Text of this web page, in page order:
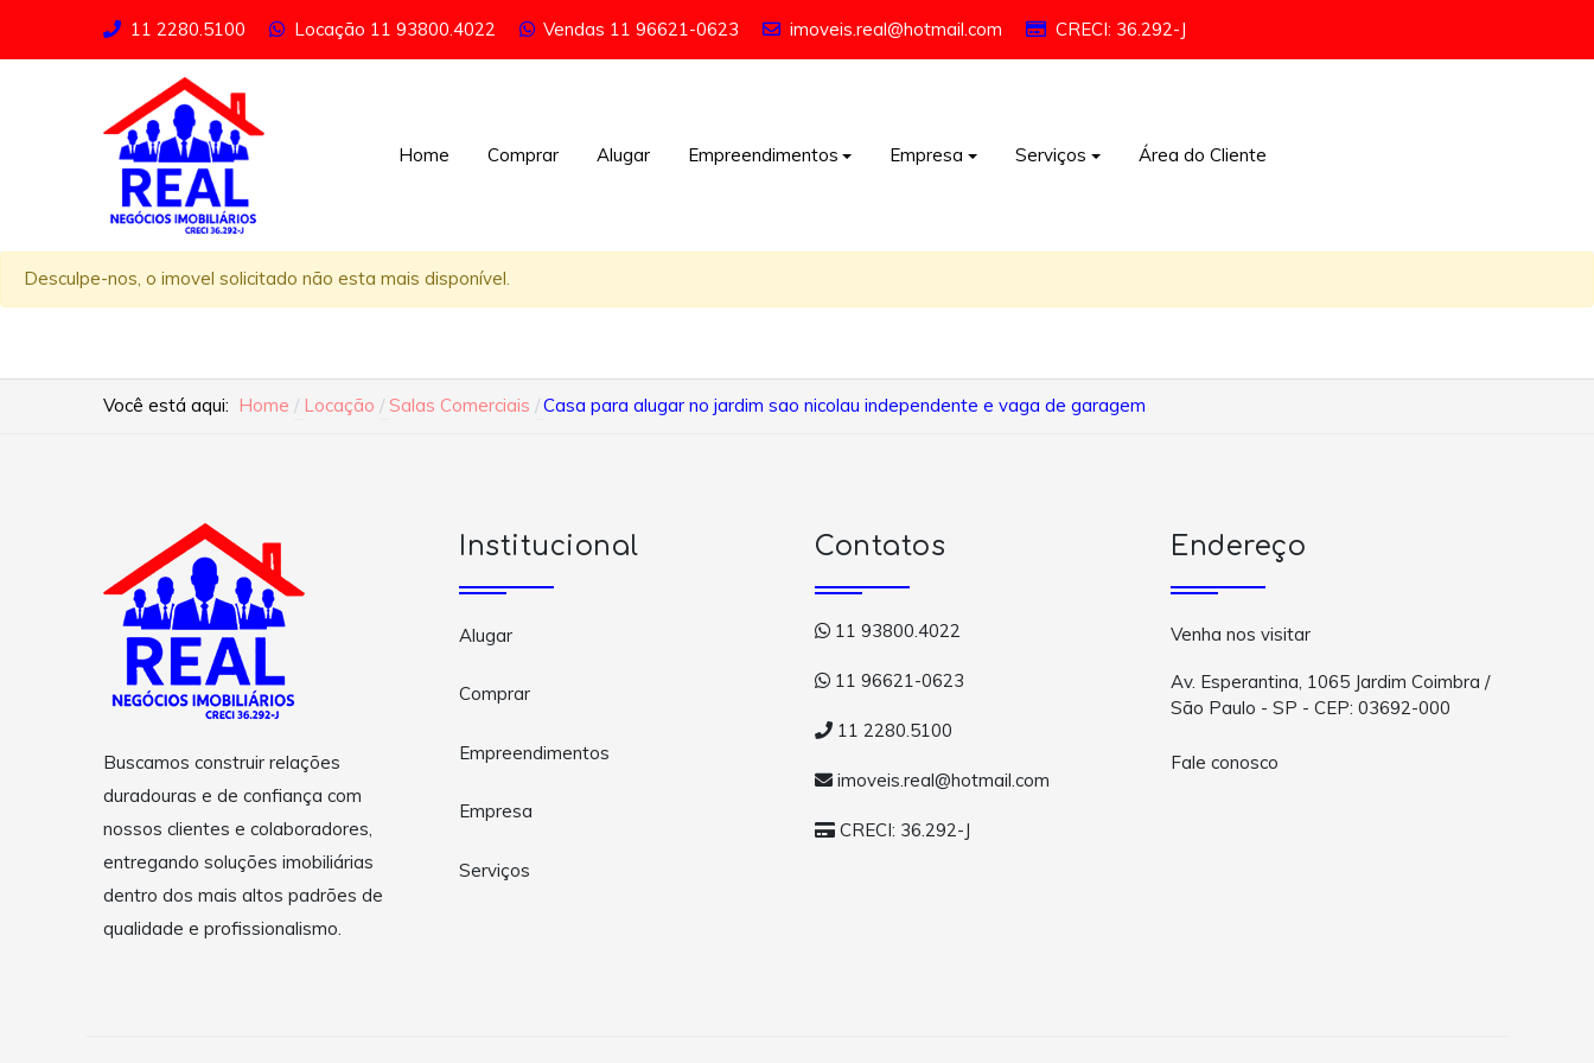
11 2280.5100 Locação 11 93800.4022 Vendas 11 96621-0623 imoveis.real@hotmail.com CRECI: 36.292-J
Home Comprar Alugar Empreendimentos Empresa Serviços Área do Cliente
Desculpe-nos, o imovel solicitado não esta mais disponível.
Você está aqui: Home Locação Salas Comerciais Casa para alugar no jardim sao nicolau independente e vaga de garagem
Buscamos construir relações
duradouras e de confiança com
nossos clientes e colaboradores,
entregando soluções imobiliárias
dentro dos mais altos padrões de
qualidade e profissionalismo.
Institucional
Alugar
Comprar
Empreendimentos
Empresa
Serviços
Contatos
11 93800.4022
11 96621-0623
11 2280.5100
imoveis.real@hotmail.com
CRECI: 36.292-J
Endereço
Venha nos visitar
Av. Esperantina, 1065 Jardim Coimbra /
São Paulo - SP - CEP: 03692-000
Fale conosco